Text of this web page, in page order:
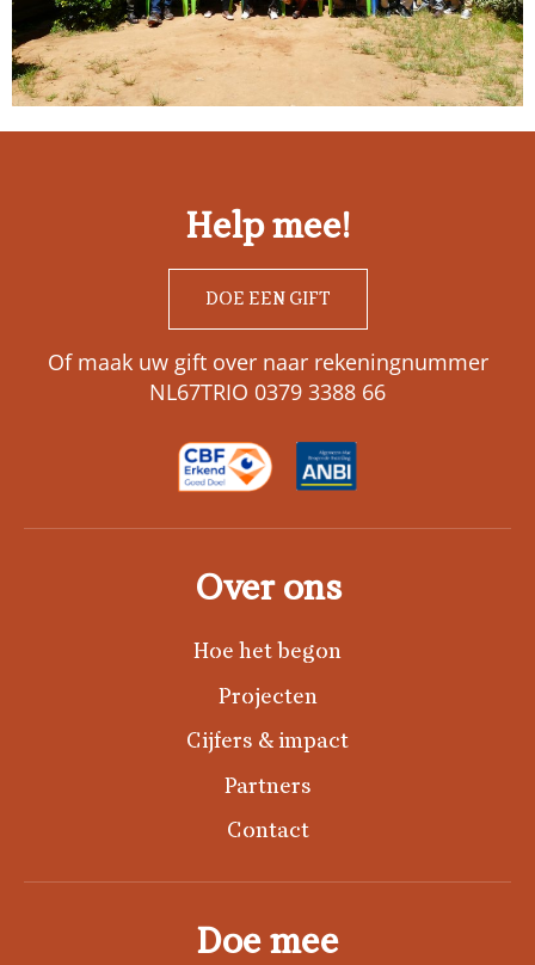
Help mee!
DOE EEN GIFT
Of maak uw gift over naar rekeningnummer
NL67TRIO 0379 3388 66
Over ons
Hoe het begon
Projecten
Cijfers & impact
Partners
Contact
Doe mee